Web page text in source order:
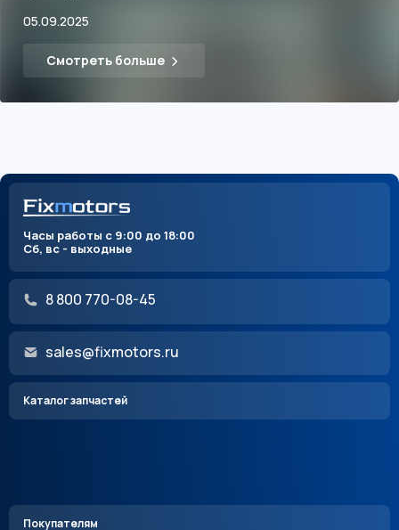
05.09.2025
Смотреть больше
Часы работы с 9:00 до 18:00
Сб, вс - выходные
8 800 770-08-45
sales@fixmotors.ru
Каталог запчастей
Покупателям